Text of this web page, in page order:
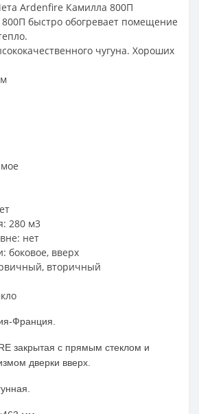
Ardenfire Камилла 800П
быстро обогревает помещение
чугуна. Хороших
280 м3
нет
боковое, вверх
вторичный
Франция.
закрытая с прямым стеклом и
дверки вверх.